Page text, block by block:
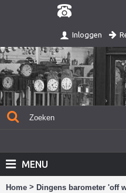
Inloggen
MENU
Home > Dingens barometer 'off